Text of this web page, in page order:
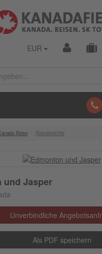
EUR
Reise Reiseberichte
und Jasper
Unverbindliche
Als PDF speichern